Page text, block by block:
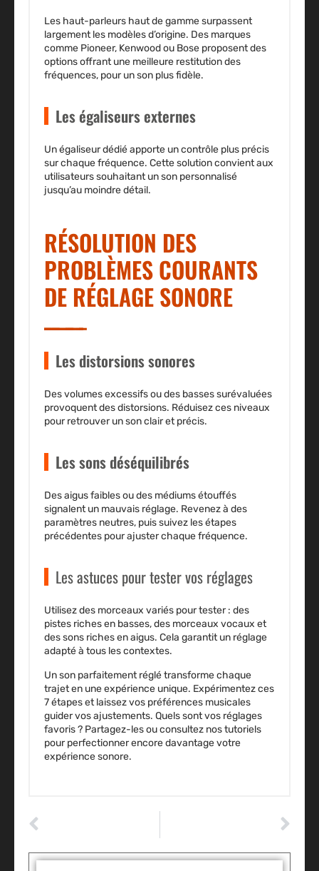
Les haut-parleurs haut de gamme surpassent
largement les modèles d’origine. Des marques
comme Pioneer, Kenwoodou Bose proposent des
options offrant une meilleure restitution des
fréquences, pour un son plus fidèle.
Les égaliseurs externes
Un égaliseur dédié apporte un contrôle plus précis
sur chaque fréquence. Cette solution convient aux
utilisateurs souhaitant un son personnalisé
jusqu’au moindre détail.
RÉSOLUTION DES
PROBLÈMES COURANTS
DE RÉGLAGE SONORE
Les distorsions sonores
Des volumes excessifs ou des basses surévaluées
provoquent des distorsions. Réduisez ces niveaux
pour retrouver un son clair et précis.
Les sons déséquilibrés
Des aigus faibles ou des médiums étouffés
signalent un mauvais réglage. Revenez à des
paramètres neutres, puis suivez les étapes
précédentes pour ajuster chaque fréquence.
Les astuces pour tester vos réglages
Utilisez des morceaux variés pour tester : des
pistes riches en basses, des morceaux vocaux et
des sons riches en aigus. Cela garantit un réglage
adapté à tous les contextes.
Un son parfaitement réglé transforme chaque
trajet en une expérience unique. Expérimentez ces
7 étapes et laissez vos préférences musicales
guider vos ajustements. Quels sont vos réglages
favoris ? Partagez-les ou consultez nos tutoriels
pour perfectionner encore davantage votre
expérience sonore.